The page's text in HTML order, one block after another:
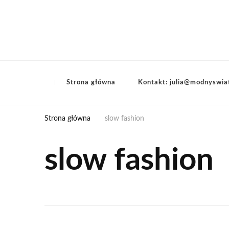
Strona główna Kontakt:
Strona główna slow fashion
slow fashion